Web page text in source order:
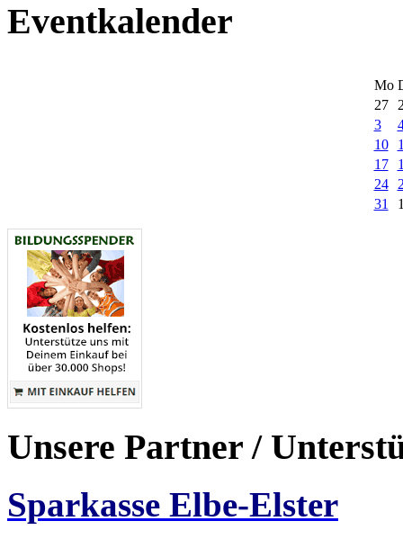
Eventkalender
Mo
27
3
10
17
24
31
Unsere Partner /
Sparkasse Elbe-Elster